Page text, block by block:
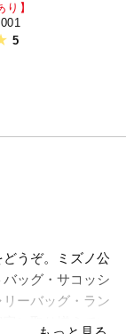
り】
5
うぞ。ミズノ公
ッグ・サコッシ
ーバッグ・ラン